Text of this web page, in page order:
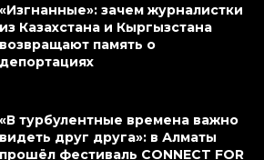
«Изгнанные»: зачем журналистки
из Казахстана и Кыргызстана
возвращают память о
депортациях
«В турбулентные времена важно
видеть друг друга»: в Алматы
прошёл фестиваль CONNECT FOR